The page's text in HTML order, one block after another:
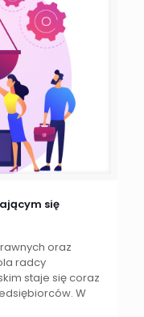
się
oraz
radcy
staje się coraz
W